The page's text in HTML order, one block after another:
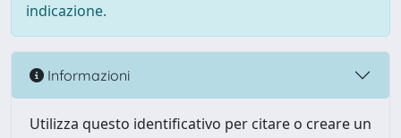
indicazione.
Informazioni
Utilizza questo identificativo per citare o creare un